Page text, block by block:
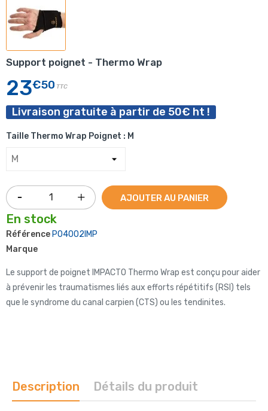
Support poignet - Thermo Wrap
23€50 TTC
Livraison gratuite à partir de 50€ ht !
Taille Thermo Wrap Poignet : M
AJOUTER AU PANIER
En stock
Référence P04002IMP
Marque
Le support de poignet IMPACTO Thermo Wrap est conçu pour aider
à prévenir les traumatismes liés aux efforts répétitifs (RSI) tels
que le syndrome du canal carpien (CTS) ou les tendinites.
Description Détails du produit